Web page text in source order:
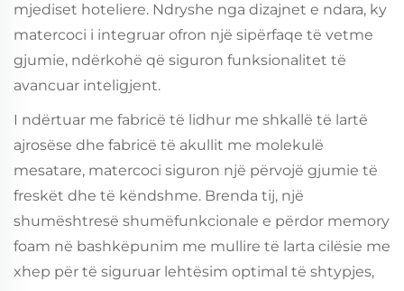
mjediset hoteliere. Ndryshe nga dizajnet e ndara, ky
matercoci i integruar ofron një sipërfaqe të vetme
gjumie, ndërkohë që siguron funksionalitet të
avancuar inteligjent.
I ndërtuar me fabricë të lidhur me shkallë të lartë
ajrosëse dhe fabricë të akullit me molekulë
mesatare, matercoci siguron një përvojë gjumie të
freskët dhe të këndshme. Brenda tij, një
shumështresë shumëfunkcionale e përdor memory
foam në bashkëpunim me mullire të larta cilësie me
xhep për të siguruar lehtësim optimal të shtypjes,